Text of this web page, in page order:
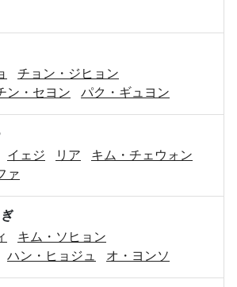
チョン・ジヒョン
ン・セヨン パク・ギュヨン
イェジ リア
キム・チェウォン
ァ
キム・ソヒョン
ハン・ヒョジュ オ・ヨンソ